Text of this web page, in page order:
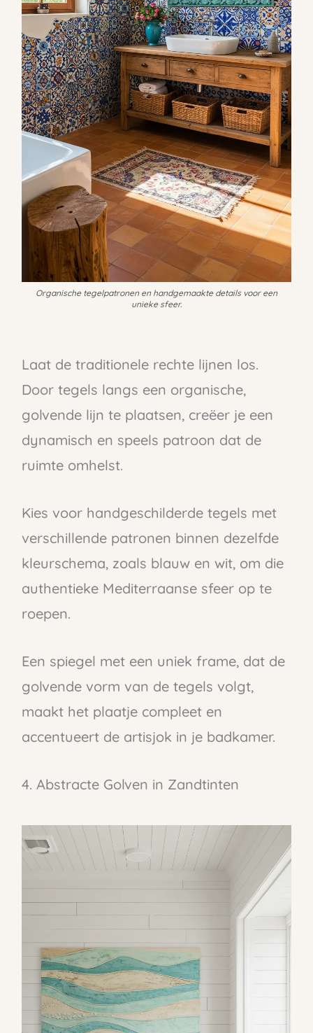
Organische tegelpatronen en handgemaakte details voor een
unieke sfeer.
Laat de traditionele rechte lijnen los.
Door tegels langs een organische,
golvende lijn te plaatsen, creëer je een
dynamisch en speels patroon dat de
ruimte omhelst.
Kies voor handgeschilderde tegels met
verschillende patronen binnen dezelfde
kleurschema, zoals blauw en wit, om die
authentieke Mediterraanse sfeer op te
roepen.
Een spiegel met een uniek frame, dat de
golvende vorm van de tegels volgt,
maakt het plaatje compleet en
accentueert de artisjok in je badkamer.
4. Abstracte Golven in Zandtinten